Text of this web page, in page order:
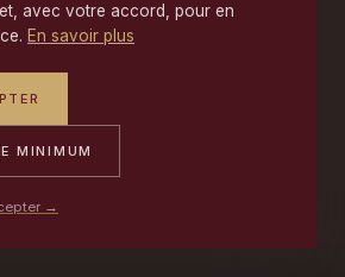
avec votre accord, pour en
En savoir plus
MINIMUM
→